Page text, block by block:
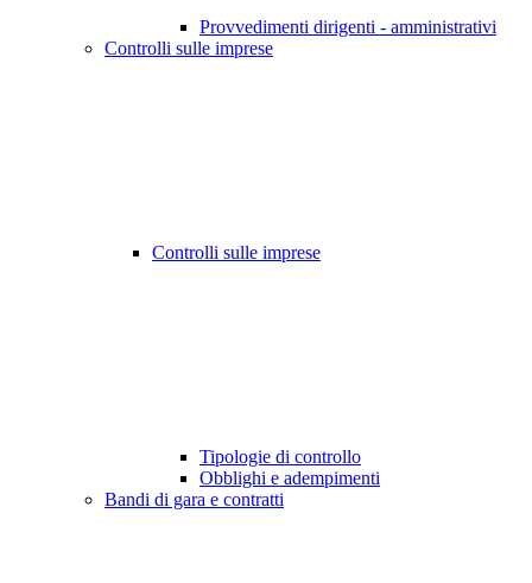
Provvedimenti dirigenti - amministrativi
Controlli sulle imprese
Controlli sulle imprese
Tipologie di controllo
Obblighi e adempimenti
Bandi di gara e contratti